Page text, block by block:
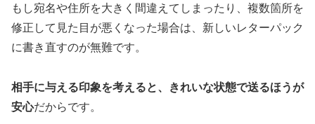
もし宛名や住所を大きく間違えてしまったり、複数箇所を
修正して見た目が悪くなった場合は、新しいレターパック
に書き直すのが無難です。
相手に与える印象を考えると、きれいな状態で送るほうが
安心だからです。